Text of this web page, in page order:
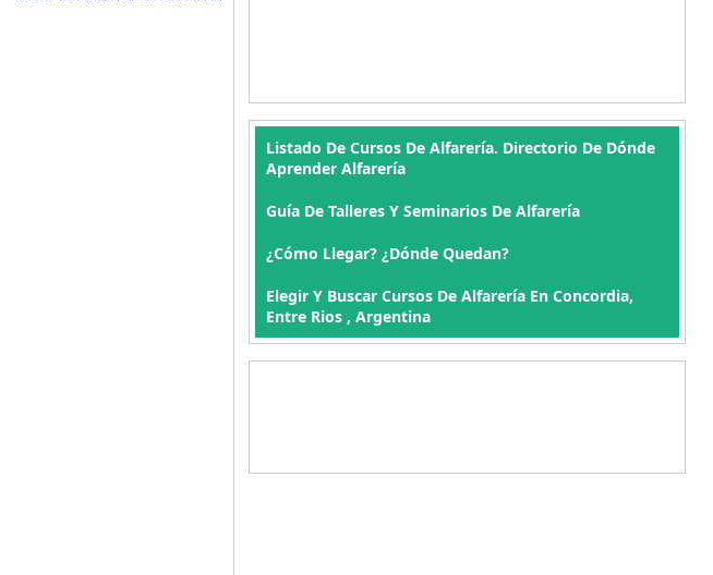
Listado De Cursos De Alfarería. Directorio De Dónde
Aprender Alfarería
Guía De Talleres Y Seminarios De Alfarería
¿Cómo Llegar? ¿Dónde Quedan?
Elegir Y Buscar Cursos De Alfarería En Concordia,
Entre Rios , Argentina